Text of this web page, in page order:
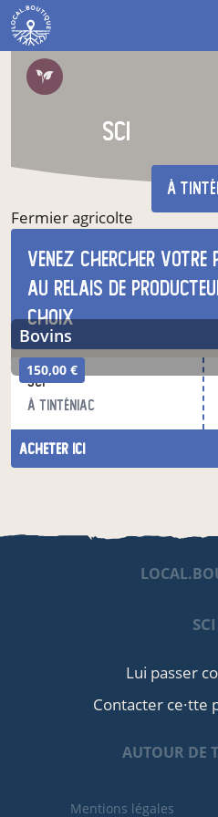
sci
à
Venez chercher votre
au relais de
choix
sci
à Tinténiac
acheter ici
Fermier agricolte
nos produits du moment
bovins
150,00 €
SCI
Lui passer
Contacter ce·tte
AUTOUR DE
Mentions légales